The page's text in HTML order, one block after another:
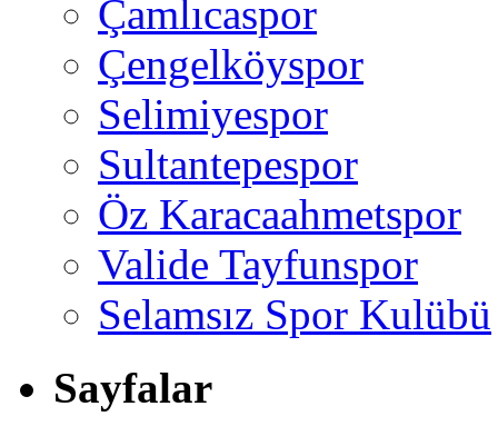
Çamlıcaspor
Çengelköyspor
Selimiyespor
Sultantepespor
Öz Karacaahmetspor
Valide Tayfunspor
Selamsız Spor Kulübü
Sayfalar